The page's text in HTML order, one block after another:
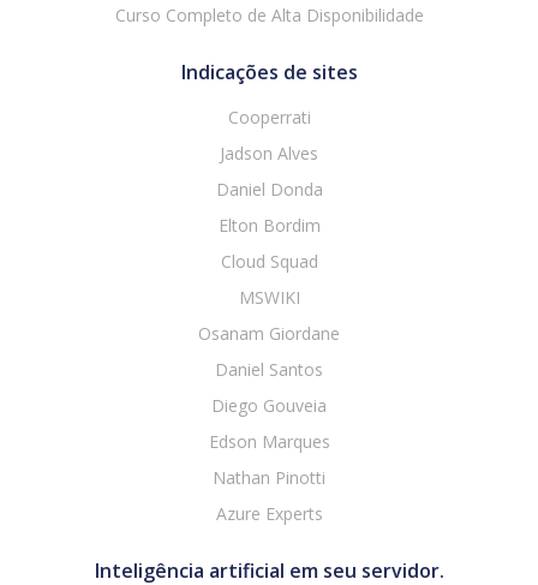
Curso Completo de Alta Disponibilidade
Indicações de sites
Cooperrati
Jadson Alves
Daniel Donda
Elton Bordim
Cloud Squad
MSWIKI
Osanam Giordane
Daniel Santos
Diego Gouveia
Edson Marques
Nathan Pinotti
Azure Experts
Inteligência artificial em seu servidor.